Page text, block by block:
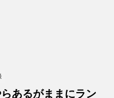
あるがままにラン